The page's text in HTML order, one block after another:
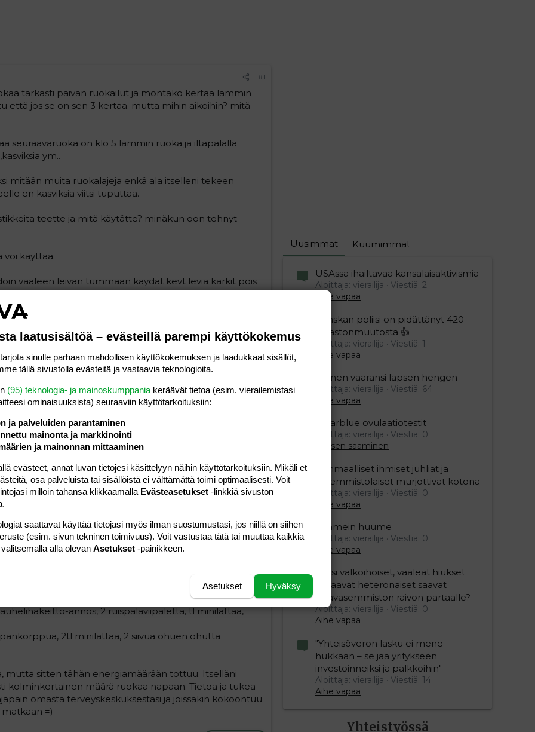
#1
tarkasti päivän ruokailut ja montako kertaa lämmin
että jos se on sen 3 kertaa. mutta mihin aikoihin? mitä
seuraavaruoka on klo 5 lämmin ruoka ja iltapalalla
ym..
mitään muita ruokalajeja enkä ala itselleni tekeen
en kasviksia viitsi tuputtaa.
teette ja mitä käytätte? minäkun oon tehnyt
voi käyttää.
vaaleen leivän tummaan käydät kevt leviä karkit pois
kahviin (pitäskö jättää pois? juustot kevyempään ja
syön on
että laihtusinkin joskus.
#2
heti, että kaikkea voi syödä kohtuudella! Se määrä
sinun pituudesta ja painosta. KArkeasti ottaen mitä
täytyy syödä, jotta paino lähtee laskemaan. Itselläni on
tämän menun:
keitettyä kaurapuuroa ja maitolasi
ja paprikaa
(pullataikinapohja), appelsiini
annos, 2 ruispalaviipaletta, tl minilättaa,
2tl minilättaa, 2 siivua ohuen ohutta
mutta sitten tähän energiamäärään tottuu. Itselläni
kolminkertainen määrä ruokaa napaan. Tietoa ja tukea
omasta terveyskeskuksestasi ja joissakin kokoontuu
=)
Uusimmat Kuumimmat
USAssa ihailtavaa kansalaisaktivismia
Aloittaja: vierailija
Viestiä: 2
Aihe vapaa
Ranskan poliisi on pidättänyt 420
ilmastonmuutosta 👍
Aloittaja: vierailija
Viestiä: 1
Aihe vapaa
Nainen vaaransi lapsen hengen
Aloittaja: vierailija
Viestiä: 64
Aihe vapaa
Clearblue ovulaatiotestit
Aloittaja: vierailija
Viestiä: 0
Lapsen saaminen
Isänmaalliset ihmiset juhliat ja
vasemmistolaiset murjottivat kotona
Aloittaja: vierailija
Viestiä: 0
Aihe vapaa
Kaamein huume
Aloittaja: vierailija
Viestiä: 0
Aihe vapaa
Miksi valkoihoiset, vaaleat hiukset
omaavat heteronaiset saavat
vihavasemmiston raivon partaalle?
Aloittaja: vierailija
Viestiä: 0
Aihe vapaa
"Yhteisöveron lasku ei mene
hukkaan – se jää yritykseen
investoinneiksi ja palkkoihin"
Aloittaja: vierailija
Viestiä: 14
Aihe vapaa
Yhteistyössä
laatusisältöä – evästeillä parempi käyttökokemus
sinulle parhaan mahdollisen käyttökokemuksen ja laadukkaat sisällöt,
tällä sivustolla evästeitä ja vastaavia teknologioita.
(95) teknologia- ja mainoskumppania keräävät tietoa (esim. vierailemis­tasi
ominaisuuk­sista) seuraaviin käyttötarkoituksiin:
ja palveluiden parantaminen
mainonta ja markkinointi
ja mainonnan mittaaminen
evästeet, annat luvan tietojesi käsittelyyn näihin käyttötarkoituksiin. Mikäli et
osa palveluista tai sisällöistä ei välttämättä toimi optimaalisesti. Voit
milloin tahansa klikkaamalla Evästeasetukset -linkkiä sivuston
saattavat käyttää tietojasi myös ilman suostumustasi, jos niillä on siihen
(esim. sivun tekninen toimivuus). Voit vastustaa tätä tai muuttaa kaikkia
alla olevan Asetukset -painikkeen.
Hyväksy
Asetukset